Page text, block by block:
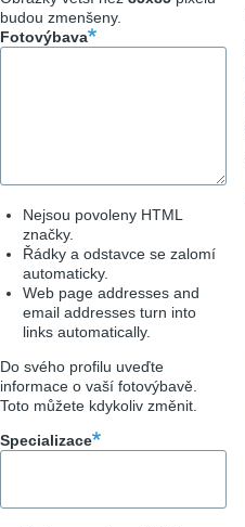
budou zmenšeny.
Fotovýbava
Nejsou povoleny HTML
značky.
Řádky a odstavce se zalomí
automaticky.
Web page addresses and
email addresses turn into
links automatically.
Do svého profilu uveďte
informace o vaší fotovýbavě.
Toto můžete kdykoliv změnit.
Specializace